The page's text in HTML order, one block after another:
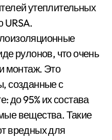
утеплительных
URSA.
рулонов, что очень
монтаж. Это
созданные с
до 95% их состава
вещества. Такие
вредных для